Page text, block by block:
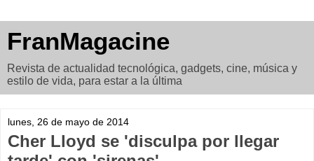
FranMagacine
Revista de actualidad tecnológica, gadgets, cine, música y
estilo de vida, para estar a la última
lunes, 26 de mayo de 2014
Cher Lloyd se 'disculpa por llegar